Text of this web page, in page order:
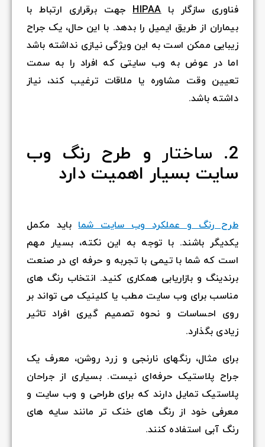
فناوری سازگار با HIPAAجهت برقراری ارتباط با
بیماران از طریق ایمیل را بدهد. با این حال، یک جراح
زیبایی ممکن است به این ویژگی نیازی نداشته باشد
اما در عوض به وب سایتی که افراد را به سمت
تعیین وقت مشاوره یا ملاقات ترغیب کند، نیاز
داشته باشد.
2. ساختارو طرح رنگ وب
سایت بسیار اهمیت دارد
طرح رنگ و عملکرد وب سایت شماباید مکمل
یکدیگر باشند. با توجه به این نکته، بسیار مهم
است که شما با تیمی با تجربه و حرفه ای در صنعت
برندینگ و بازاریابی همکاری کنید. انتخاب رنگ های
مناسب برای وب سایت مطب یا کلینیک می تواند بر
روی احساسات و نحوه تصمیم گیری افراد تاثیر
زیادی بگذارد.
برای مثال، رنگهای نارنجی و زرد روشن، معرف یک
جراح پلاستیک حرفه‌ای نیست. بسیاری از جراحان
پلاستیک تمایل دارند که برای طراحی و وب سایت و
معرفی خود از رنگ های خنک تر مانند سایه های
رنگ آبی استفاده کنند.